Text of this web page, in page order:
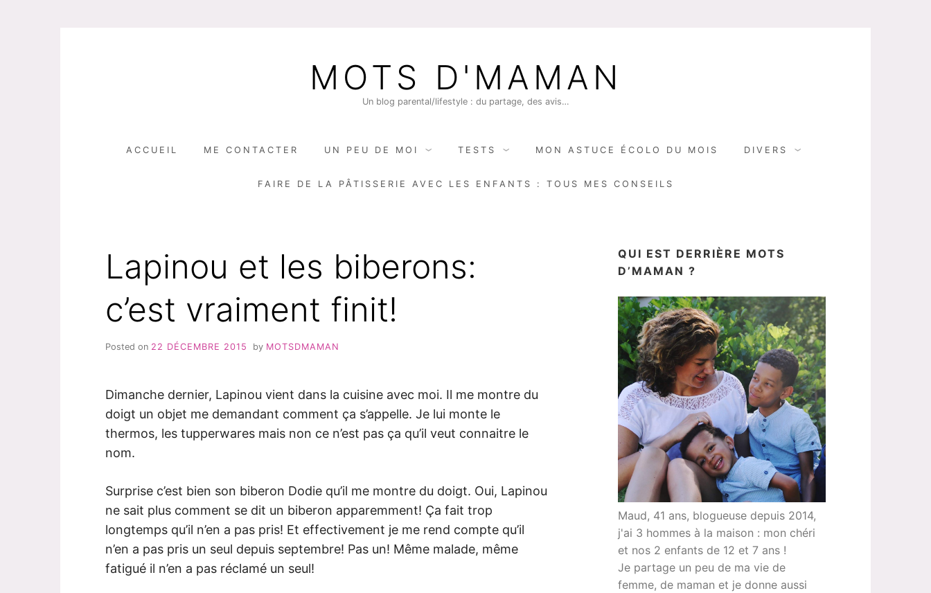
MOTS D'MAMAN
Un blog parental/lifestyle : du partage, des avis…
ACCUEIL ME CONTACTER UN PEU DE MOI TESTS MON ASTUCE ÉCOLO DU MOIS DIVERS
FAIRE DE LA PÂTISSERIE AVEC LES ENFANTS : TOUS MES CONSEILS
Lapinou et les biberons:
c’est vraiment finit!
Posted on 22 DÉCEMBRE 2015 by MOTSDMAMAN
Dimanche dernier, Lapinou vient dans la cuisine avec moi. Il me montre du
doigt un objet me demandant comment ça s’appelle. Je lui monte le
thermos, les tupperwares mais non ce n’est pas ça qu’il veut connaitre le
nom.
Surprise c’est bien son biberon Dodie qu’il me montre du doigt. Oui, Lapinou
ne sait plus comment se dit un biberon apparemment! Ça fait trop
longtemps qu’il n’en a pas pris! Et effectivement je me rend compte qu’il
n’en a pas pris un seul depuis septembre! Pas un! Même malade, même
fatigué il n’en a pas réclamé un seul!
QUI EST DERRIÈRE MOTS
D’MAMAN ?
Maud, 41 ans, blogueuse depuis 2014,
j'ai 3 hommes à la maison : mon chéri
et nos 2 enfants de 12 et 7 ans !
Je partage un peu de ma vie de
femme, de maman et je donne aussi